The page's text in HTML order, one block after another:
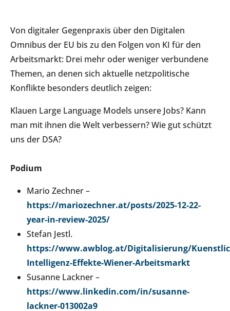
Von digitaler Gegenpraxis über den Digitalen
Omnibus der EU bis zu den Folgen von KI für den
Arbeitsmarkt: Drei mehr oder weniger verbundene
Themen, an denen sich aktuelle netzpolitische
Konflikte besonders deutlich zeigen:
Klauen Large Language Models unsere Jobs? Kann
man mit ihnen die Welt verbessern? Wie gut schützt
uns der DSA?
Podium
Mario Zechner –
https://mariozechner.at/posts/2025-12-22-
year-in-review-2025/
Stefan Jestl.
https://www.awblog.at/Digitalisierung/
Intelligenz-Effekte-Wiener-Arbeitsmarkt
Susanne Lackner –
https://www.linkedin.com/in/susanne-
lackner-013002a9